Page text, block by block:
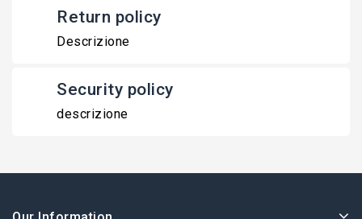
Return policy
Descrizione
Security policy
descrizione